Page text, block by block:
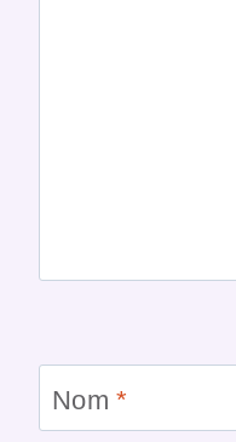
Nom*